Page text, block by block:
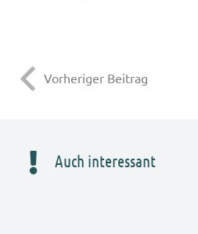
Vorheriger Beitrag
Auch interessant